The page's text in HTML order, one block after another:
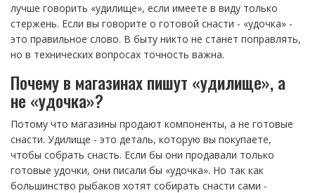
лучше говорить «удилище», если имеете в виду только
стержень. Если вы говорите о готовой снасти - «удочка» -
это правильное слово. В быту никто не станет поправлять,
но в технических вопросах точность важна.
Почему в магазинах пишут «удилище», а
не «удочка»?
Потому что магазины продают компоненты, а не готовые
снасти. Удилище - это деталь, которую вы покупаете,
чтобы собрать снасть. Если бы они продавали только
готовые удочки, они писали бы «удочка». Но так как
большинство рыбаков хотят собирать снасти сами -